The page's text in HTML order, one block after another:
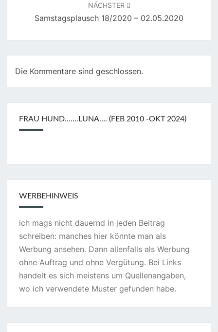
NÄCHSTER
Samstagsplausch 18/2020 – 02.05.2020
Die Kommentare sind geschlossen.
FRAU HUND…….LUNA…. (FEB 2010 -OKT 2024)
WERBEHINWEIS
ich mags nicht dauernd in jeden Beitrag
schreiben: manches hier könnte man als
Werbung ansehen. Dann allenfalls als Werbung
ohne Auftrag und ohne Vergütung. Bei Links
handelt es sich meistens um Quellenangaben,
wo ich verwendete Muster gefunden habe.